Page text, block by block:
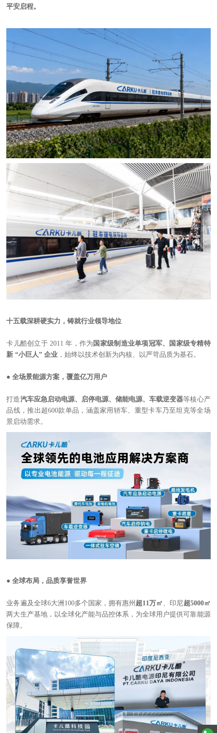
平安启程。
十五载深耕硬实力，铸就行业领导地位
卡儿酷创立于 2011 年，作为 国家级制造业单项冠军、国家级专精特
新 “小巨人” 企业 ，始终以技术创新为内核、以严苛品质为基石。
● 全场景能源方案，覆盖亿万用户
打造汽车应急启动电源、启停电源、储能电源、车载逆变器等核心产
品线，推出超600款单品，涵盖家用轿车、重型卡车乃至坦克等全场
景启动需求。
● 全球布局，品质享誉世界
业务遍及全球6大洲100多个国家，拥有惠州 超11万㎡ 、印尼超5000㎡
两大生产基地，以全球化产能与品控体系，为全球用户提供可靠能源
保障。